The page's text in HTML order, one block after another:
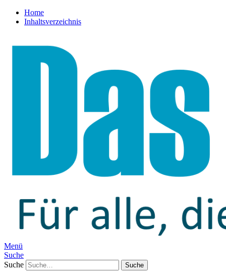
Home
Inhaltsverzeichnis
Menü
Suche
Suche